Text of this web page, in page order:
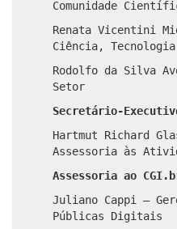
Comunidade
Renata Vicentini
Ciência,
Rodolfo da Silva
Setor
Secretário-
Hartmut Richard
Assessoria às
Assessoria ao
Juliano Cappi –
Públicas Digitais